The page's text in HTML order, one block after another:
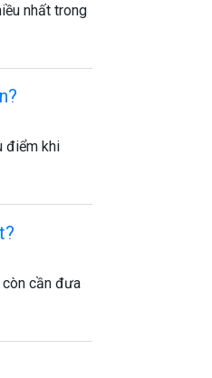
nhất trong
điểm khi
cần đưa